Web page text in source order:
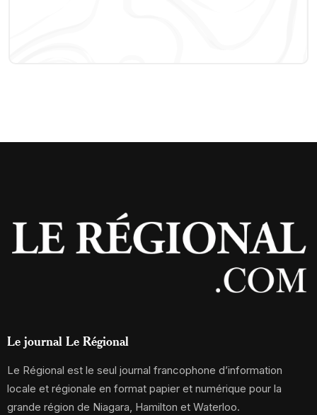
Le journal Le Régional
Le Régional est le seul journal francophone d’information
locale et régionale en format papier et numérique pour la
grande région de Niagara, Hamilton et Waterloo.